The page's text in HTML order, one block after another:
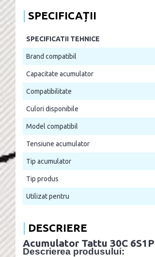
SPECIFICAȚII
SPECIFICATII TEHNICE
Brand compatibil
Capacitate acumulator
Compatibilitate
Culori disponibile
Model compatibil
Tensiune acumulator
Tip acumulator
Tip produs
Utilizat pentru
DESCRIERE
Acumulator Tattu 30C
Descrierea produsului: